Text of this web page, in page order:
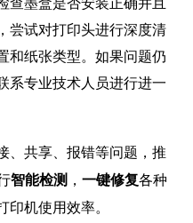
查墨盒是否安装正确并且
尝试对打印头进行深度清
和纸张类型。如果问题仍
系专业技术人员进行进一
、共享、报错等问题，推
智能检测， 一键修复各种
机使用效率。